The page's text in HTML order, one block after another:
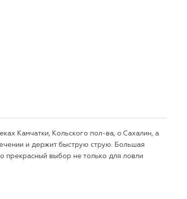
Камчатки, Кольского пол-ва, о.Сахалин, а
и держит быструю струю. Большая
прекрасный выбор не только для ловли